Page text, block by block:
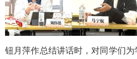
钮月萍作总结讲话时，对同学们